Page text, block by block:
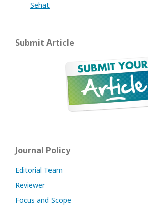
Sehat
Submit Article
Journal Policy
Editorial Team
Reviewer
Focus and Scope